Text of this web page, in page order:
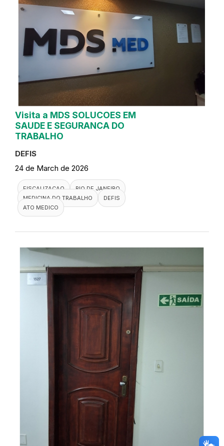
Visita a MDS SOLUCOES EM
SAUDE E SEGURANCA DO
TRABALHO
DEFIS
24 de March de 2026
FISCALIZACAO
RIO DE JANEIRO
MEDICINA DO TRABALHO
DEFIS
ATO MEDICO